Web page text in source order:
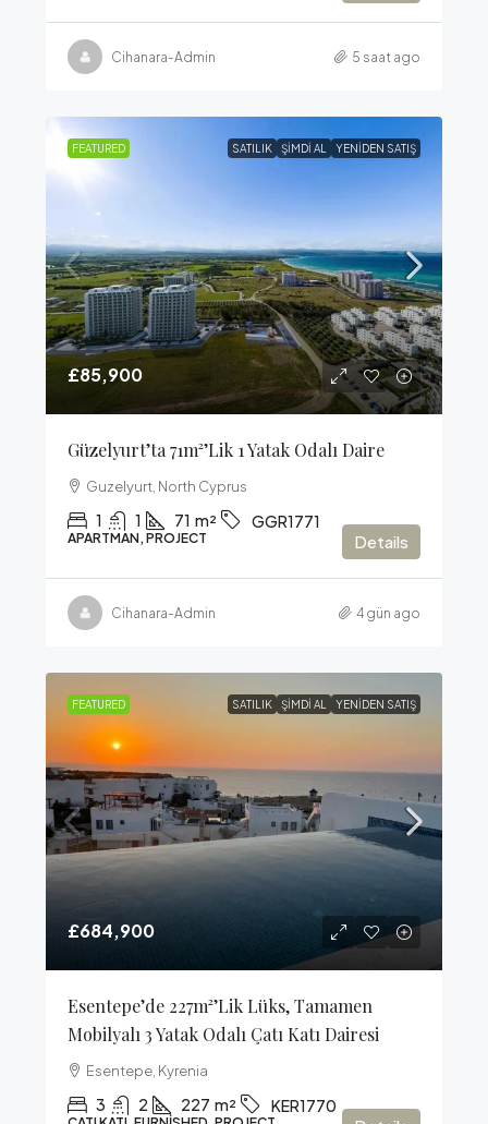
Cihanara-Admin 5 saat ago
FEATURED SATILIK ŞIMDI AL YENIDEN SATIŞ
£85,900
Güzelyurt’ta 71m²’lik 1 Yatak Odalı Daire
Guzelyurt, North Cyprus
1 1 71 m² GGR1771
APARTMAN, PROJECT Details
Cihanara-Admin 4 gün ago
FEATURED SATILIK ŞIMDI AL YENIDEN SATIŞ
£684,900
Esentepe’de 227m²’lik Lüks, Tamamen
Mobilyalı 3 Yatak Odalı Çatı Katı Dairesi
Esentepe, Kyrenia
3 2 227 m² KER1770